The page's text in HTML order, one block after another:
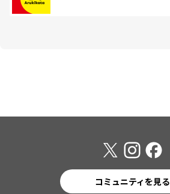
コミュニティを見る